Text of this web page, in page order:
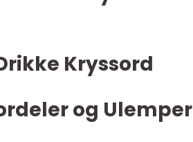
Kryssord
og Ulemper